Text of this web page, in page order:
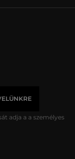
adja a a személyes